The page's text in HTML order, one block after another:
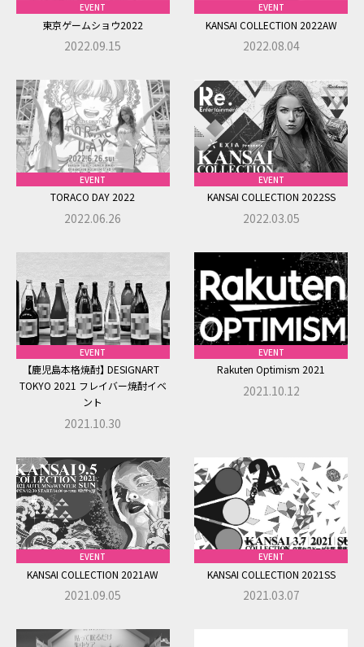
EVENT
東京ゲームショウ2022
2022.09.15
EVENT
KANSAI COLLECTION 2022AW
2022.08.04
EVENT
TORACO DAY 2022
2022.06.26
EVENT
KANSAI COLLECTION 2022SS
2022.03.05
EVENT
【鹿児島本格焼酎】 DESIGNART
TOKYO 2021 フレイバー焼酎イベ
ント
2021.10.30
EVENT
Rakuten Optimism 2021
2021.10.12
EVENT
KANSAI COLLECTION 2021AW
2021.09.05
EVENT
KANSAI COLLECTION 2021SS
2021.03.07